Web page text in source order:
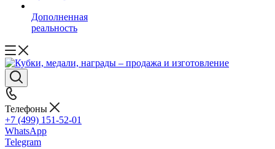
Дополненная
реальность
Телефоны
+7 (499) 151-52-01
WhatsApp
Telegram